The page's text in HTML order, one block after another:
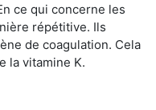
ce qui concerne les
répétitive. Ils
de coagulation. Cela
la vitamine K.